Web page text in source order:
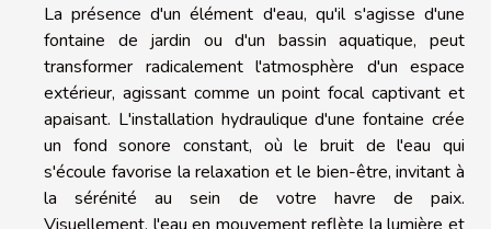
La présence d'un élément d'eau, qu'il s'agisse d'une
fontaine de jardin ou d'un bassin aquatique, peut
transformer radicalement l'atmosphère d'un espace
extérieur, agissant comme un point focal captivant et
apaisant. L'installation hydraulique d'une fontaine crée
un fond sonore constant, où le bruit de l'eau qui
s'écoule favorise la relaxation et le bien-être, invitant à
la sérénité au sein de votre havre de paix.